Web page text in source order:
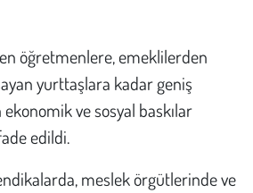
öğretmenlere, emeklilerden
yurttaşlara kadar geniş
ve sosyal baskılar
edildi.
meslek örgütlerinde ve